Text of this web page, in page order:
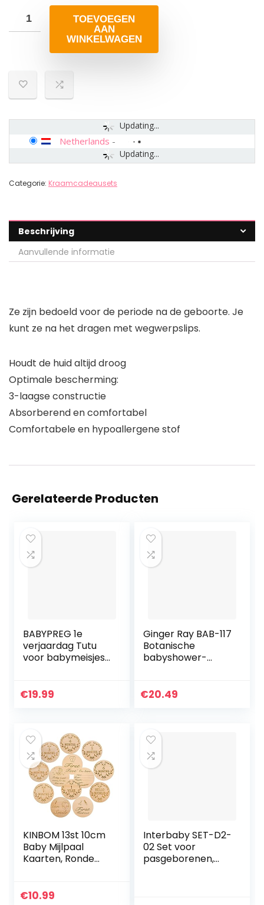
TOEVOEGEN
AAN
WINKELWAGEN
Updating...
Updating...
Netherlands -
Categorie: Kraamcadeausets
Beschrijving
Aanvullende informatie
Ze zijn bedoeld voor de periode na de geboorte. Je
kunt ze na het dragen met wegwerpslips.
Houdt de huid altijd droog
Optimale bescherming:
3-laagse constructie
Absorberend en comfortabel
Comfortabele en hypoallergene stof
Gerelateerde Producten
BABYPREG 1e
verjaardag Tutu
voor babymeisjes
€19.99
Ginger Ray BAB-117
Botanische
babyshower-
papier, hout
€20.49
KINBOM 13st 10cm
Baby Mijlpaal
Kaarten, Ronde
Mijlpaal Marker
€10.99
Interbaby SET-D2-
02 Set voor
pasgeborenen,